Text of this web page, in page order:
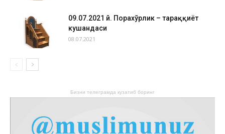
09.07.2021 й. Порахўрлик – тараққиёт
кушандаси
08.07.2021
Бизни телеграмда кузатиб боринг